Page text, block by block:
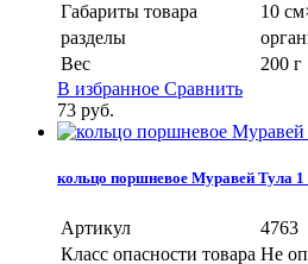
Габариты товара
10
разделы
Вес
200 г
В избранное Сравнить
73 руб.
кольцо поршневое Муравей Тула 1
Артикул
4763
Класс опасности товара Не